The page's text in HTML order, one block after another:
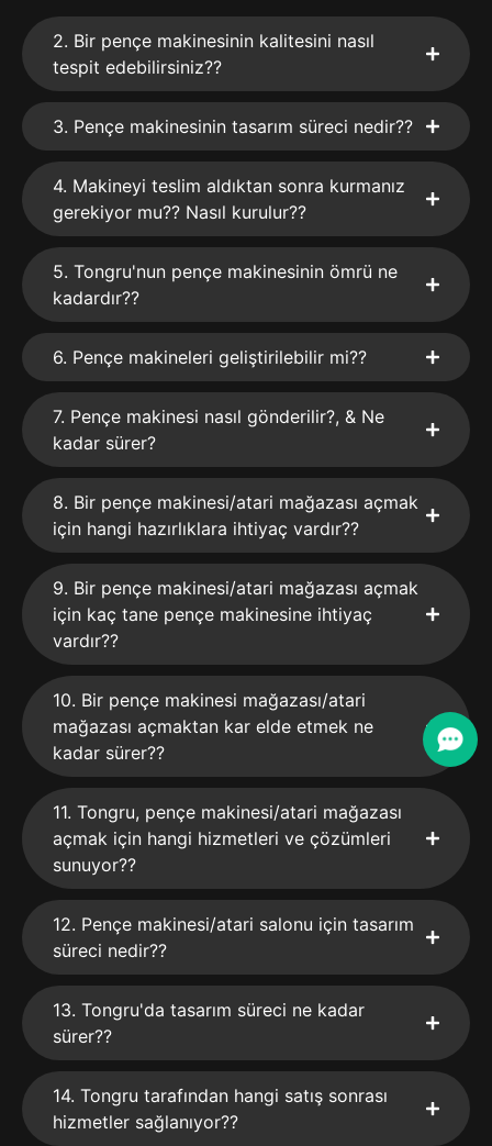
2. Bir pençe makinesinin kalitesini nasıl
tespit edebilirsiniz??
3. Pençe makinesinin tasarım süreci nedir??
4. Makineyi teslim aldıktan sonra kurmanız
gerekiyor mu?? Nasıl kurulur??
5. Tongru'nun pençe makinesinin ömrü ne
kadardır??
6. Pençe makineleri geliştirilebilir mi??
7. Pençe makinesi nasıl gönderilir?, & Ne
kadar sürer?
8. Bir pençe makinesi/atari mağazası açmak
için hangi hazırlıklara ihtiyaç vardır??
9. Bir pençe makinesi/atari mağazası açmak
için kaç tane pençe makinesine ihtiyaç
vardır??
10. Bir pençe makinesi mağazası/atari
mağazası açmaktan kar elde etmek ne
kadar sürer??
11. Tongru, pençe makinesi/atari mağazası
açmak için hangi hizmetleri ve çözümleri
sunuyor??
12. Pençe makinesi/atari salonu için tasarım
süreci nedir??
13. Tongru'da tasarım süreci ne kadar
sürer??
14. Tongru tarafından hangi satış sonrası
hizmetler sağlanıyor??